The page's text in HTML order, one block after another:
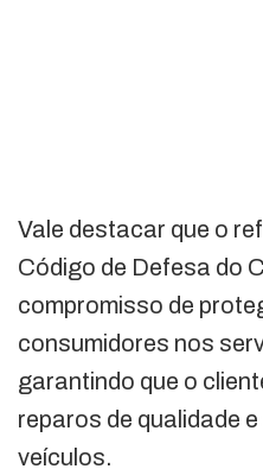
Vale destacar que o
Código de Defesa do
compromisso de
consumidores nos
garantindo que o
reparos de qualidade
veículos.